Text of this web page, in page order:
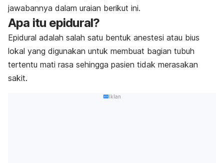
jawabannya dalam uraian berikut ini.
Apa itu epidural?
Epidural adalah salah satu bentuk anestesi atau bius
lokal yang digunakan untuk membuat bagian tubuh
tertentu mati rasa sehingga pasien tidak merasakan
sakit.
Iklan